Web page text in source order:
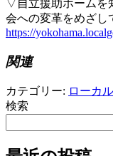
2024年3月
2024年2月
2023年10月
2023年8月
2022年12月
2022年11月